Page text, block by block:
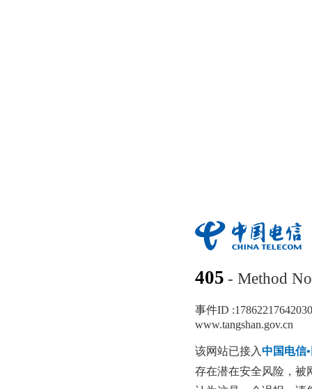
405 - Method
事件ID :
www.tangshan.gov.cn
该网站已接入中国电信
存在潜在安全风险，被